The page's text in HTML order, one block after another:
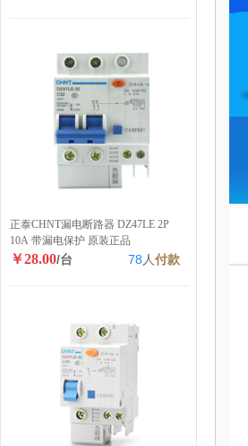
正泰CHNT漏电断路器 DZ47LE 2P
10A 带漏电保护 原装正品
￥28.00/台 78 人付款